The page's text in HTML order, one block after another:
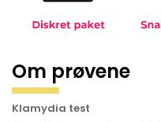
Om prøvene
Klamydia test